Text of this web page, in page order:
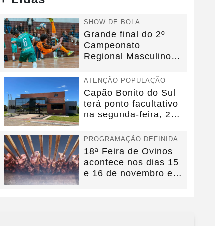
SHOW DE BOLA
Grande final do 2º
Campeonato
Regional Masculino
no dia...
ATENÇÃO POPULAÇÃO
Capão Bonito do Sul
terá ponto facultativo
na segunda-feira, 27
PROGRAMAÇÃO DEFINIDA
18ª Feira de Ovinos
acontece nos dias 15
e 16 de novembro em